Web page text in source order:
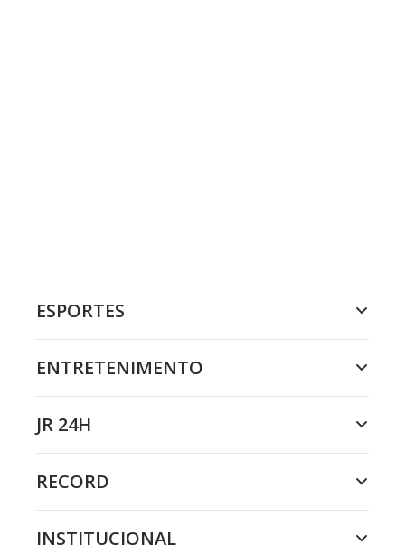
ESPORTES
ENTRETENIMENTO
JR 24H
RECORD
INSTITUCIONAL